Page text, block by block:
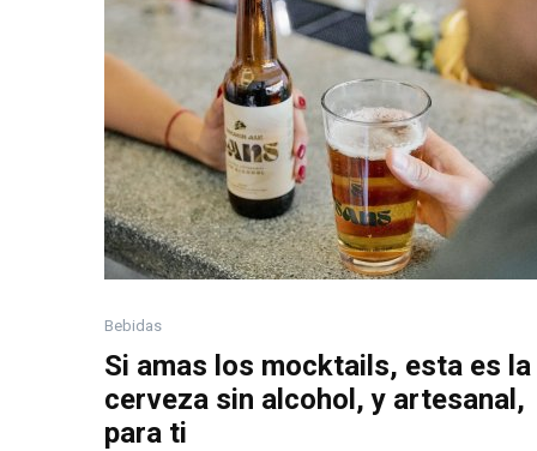
Bebidas
Si amas los mocktails, esta es la
cerveza sin alcohol, y artesanal,
para ti